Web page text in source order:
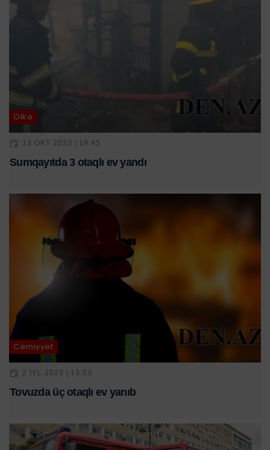
Ölkə
13 OKT 2023 | 19:45
Sumqayıtda 3 otaqlı ev yandı
Cəmiyyət
2 IYL 2023 | 13:53
Tovuzda üç otaqlı ev yanıb